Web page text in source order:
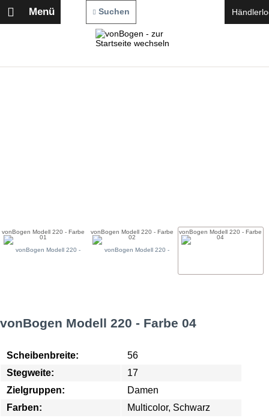
Suchen
Menü
vonBogen Modell 220 - Farbe
01
vonBogen Modell 220 - Farbe
02
vonBogen Modell 220 - Farbe
04
vonBogen Modell 220 - Farbe 04
Scheibenbreite:
56
Stegweite:
17
Zielgruppen:
Damen
Farben:
Multicolor, Schwarz